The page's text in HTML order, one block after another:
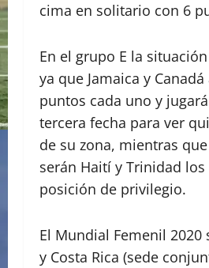
cima en solitario con 6
En el grupo E la
ya que Jamaica y
puntos cada uno y
tercera fecha para ver
de su zona, mientras
serán Haití y Trinidad
posición de privilegio.
El Mundial Femenil 2020
y Costa Rica (sede